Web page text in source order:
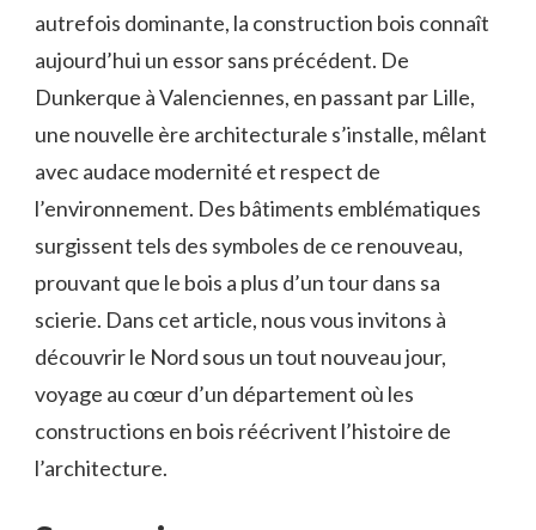
autrefois dominante, la construction bois‍ connaît
aujourd’hui un essor sans ⁣précédent. De
Dunkerque​ à Valenciennes, en passant par Lille,
une‍ nouvelle ​ère architecturale s’installe, mêlant
avec audace modernité et respect de
l’environnement. Des bâtiments emblématiques
surgissent tels des⁤ symboles de ce renouveau,
prouvant que le bois⁣ a plus d’un tour dans sa
scierie. Dans cet article, nous vous ‍invitons à
découvrir le Nord sous​ un tout⁤ nouveau jour,
‍voyage ⁣au cœur d’un département où les
constructions en bois réécrivent l’histoire de
l’architecture.